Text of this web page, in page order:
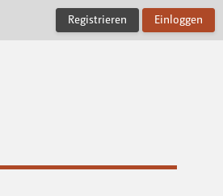
Registrieren Einloggen